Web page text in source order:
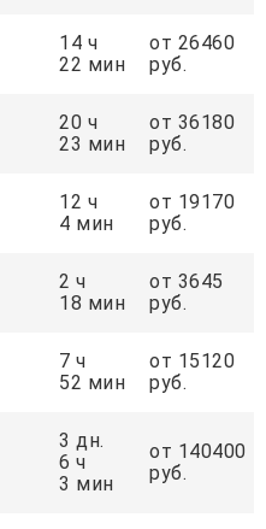
14 ч
22 мин
от 26460
руб.
20 ч
23 мин
от 36180
руб.
12 ч
4 мин
от 19170
руб.
2 ч
18 мин
от 3645
руб.
7 ч
52 мин
от 15120
руб.
3 дн.
6 ч
3 мин
от 140400
руб.